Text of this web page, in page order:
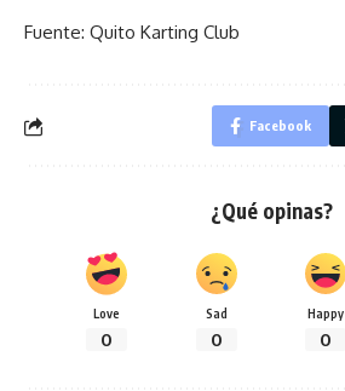
Fuente: Quito Karting Club
Facebook
¿Qué opinas?
Love
0
Sad
0
Happy
0